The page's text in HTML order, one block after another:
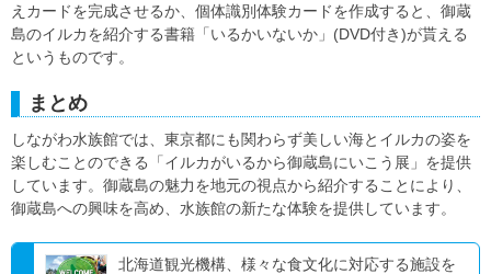
えカードを完成させるか、個体識別体験カードを作成すると、御蔵
島のイルカを紹介する書籍「いるかいないか」(DVD付き)が貰える
というものです。
まとめ
しながわ水族館では、東京都にも関わらず美しい海とイルカの姿を
楽しむことのできる「イルカがいるから御蔵島にいこう展」を提供
しています。御蔵島の魅力を地元の視点から紹介することにより、
御蔵島への興味を高め、水族館の新たな体験を提供しています。
北海道観光機構、様々な食文化に対応する施設を